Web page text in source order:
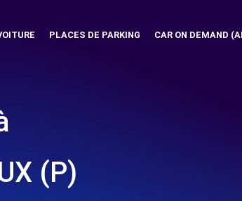
PLACES DE PARKING CAR ON DEMAND
(P)